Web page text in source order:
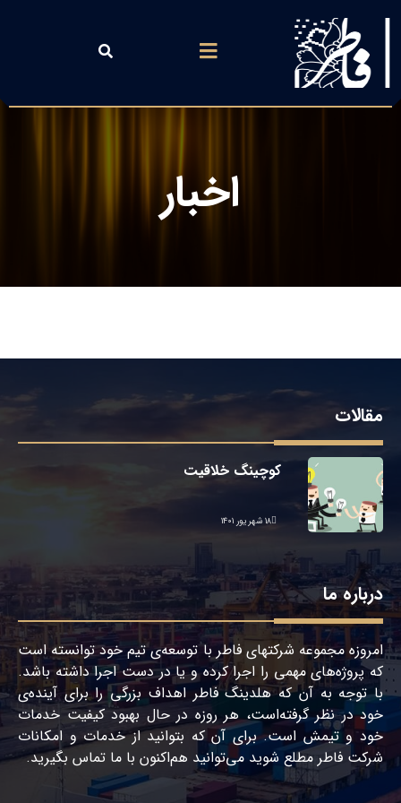
اخبار
مقالات
کوچینگ خلاقیت
۱۸ شهریور ۱۴۰۱
درباره ما
امروزه مجموعه شرکتهای فاطر با توسعه‌ی تیم خود توانسته است
که پروژه‌های مهمی را اجرا کرده و یا در دست اجرا داشته باشد.
با توجه به آن که هلدینگ فاطر اهداف بزرگی را برای آینده‌ی
خود در نظر گرفته‌است، هر روزه در حال بهبود کیفیت خدمات
خود و تیمش است. برای آن که بتوانید از خدمات و امکانات
شرکت فاطر مطلع شوید می‌توانید هم‌اکنون با ما تماس بگیرید.